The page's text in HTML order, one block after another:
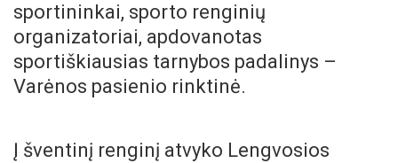
sportininkai, sporto renginių
organizatoriai, apdovanotas
sportiškiausias tarnybos padalinys –
Varėnos pasienio rinktinė.
Į šventinį renginį atvyko Lengvosios